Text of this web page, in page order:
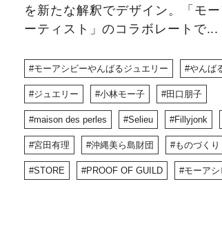
を新たな解釈でデザイン。「モ
ーティスト」のコラボレートで...
モーアシビーやんばるジュエリー やんば
ジュエリー 小林モー子 田口朋子
maison des perles Selieu Fillyjonk
宮田有理 沖縄美ら島財団 ものづくり
STORE PROOF OF GUILD モーアシ